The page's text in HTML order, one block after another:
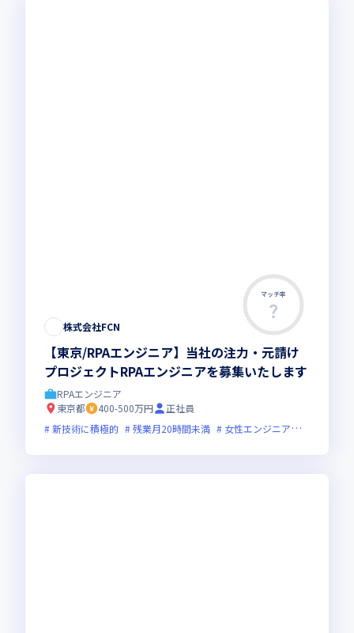
マッチ率
株式会社FCN
【東京/RPAエンジニア】当社の注力・元請け
プロジェクトRPAエンジニアを募集いたします
RPAエンジニア
東京都
400-500万円
正社員
新技術に積極的
残業月20時間未満 女性エンジニアが活躍中